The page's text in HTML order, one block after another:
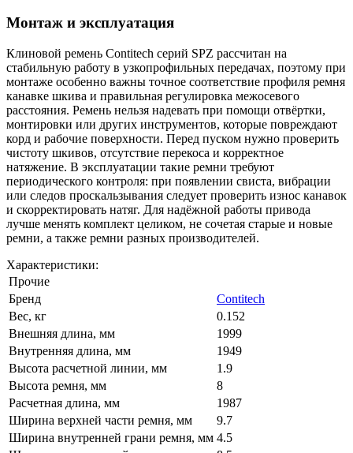
Монтаж и эксплуатация
Клиновой ремень Contitech серий SPZ рассчитан на
стабильную работу в узкопрофильных передачах, поэтому при
монтаже особенно важны точное соответствие профиля ремня
канавке шкива и правильная регулировка межосевого
расстояния. Ремень нельзя надевать при помощи отвёртки,
монтировки или других инструментов, которые повреждают
корд и рабочие поверхности. Перед пуском нужно проверить
чистоту шкивов, отсутствие перекоса и корректное
натяжение. В эксплуатации такие ремни требуют
периодического контроля: при появлении свиста, вибрации
или следов проскальзывания следует проверить износ канавок
и скорректировать натяг. Для надёжной работы привода
лучше менять комплект целиком, не сочетая старые и новые
ремни, а также ремни разных производителей.
Характеристики:
Прочие
Бренд
Contitech
Вес, кг
0.152
Внешняя длина, мм
1999
Внутренняя длина, мм
1949
Высота расчетной линии, мм
1.9
Высота ремня, мм
8
Расчетная длина, мм
1987
Ширина верхней части ремня, мм
9.7
Ширина внутренней грани ремня, мм 4.5